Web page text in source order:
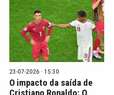
23-07-2026 · 15:30
O impacto da saída de